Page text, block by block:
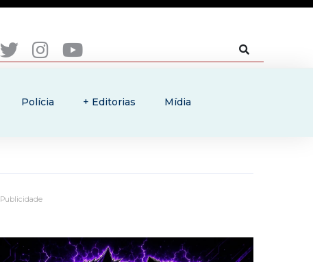
Polícia + Editorias Mídia
Publicidade